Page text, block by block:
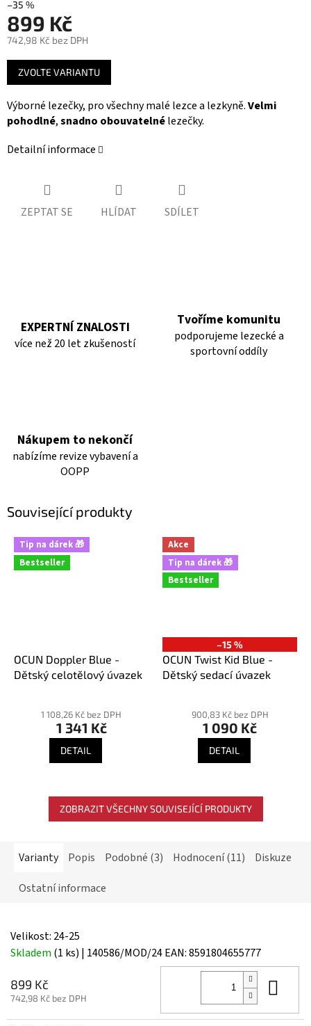
–35 %
899 Kč
742,98 Kč bez DPH
Měrná
cena:
ZVOLTE VARIANTU
Výborné lezečky, pro všechny malé lezce a lezkyně.Velmi
pohodlné,snadno obouvatelnélezečky.
Detailní informace
ZEPTAT SE HLÍDAT SDÍLET
EXPERTNÍ ZNALOSTI
více než 20 let zkušeností
Tvoříme komunitu
podporujeme lezecké a
sportovní oddíly
Nákupem to nekončí
nabízíme revize vybavení a
OOPP
Související produkty
Tip na dárek 🎁
Bestseller
OCUN Doppler Blue -
Dětský celotělový úvazek
hodnocení
produktu
hvězdiček.
1 108,26 Kč bez DPH
1 341 Kč
DETAIL
Akce
Tip na dárek 🎁
Bestseller
–15 %
OCUN Twist Kid Blue -
Dětský sedací úvazek
hodnocení
produktu
hvězdiček.
900,83 Kč bez DPH
1 090 Kč
DETAIL
ZOBRAZIT VŠECHNY SOUVISEJÍCÍ PRODUKTY
Varianty Popis Podobné (3) Hodnocení (11)
Diskuze
Ostatní informace
Velikost: 24-25
Skladem (1 ks) | 140586/MOD/24EAN:8591804655777
899 Kč
742,98 Kč bez DPH